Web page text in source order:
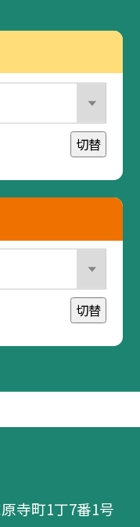
切替
切替
寺町1丁7番1号